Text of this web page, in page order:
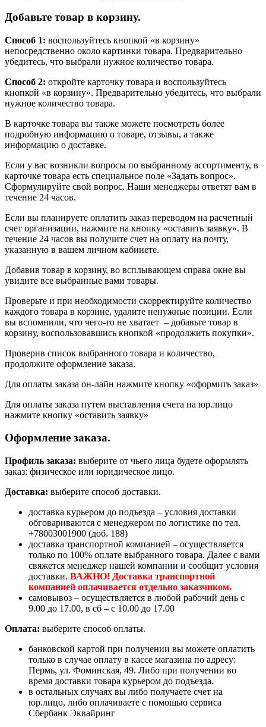
Добавьте товар в корзину.
Способ 1: воспользуйтесь кнопкой «в корзину»
непосредственно около картинки товара. Предварительно
убедитесь, что выбрали нужное количество товара.
Способ 2: откройте карточку товара и воспользуйтесь
кнопкой «в корзину». Предварительно убедитесь, что выбрали
нужное количество товара.
В карточке товара вы также можете посмотреть более
подробную информацию о товаре, отзывы, а также
информацию о доставке.
Если у вас возникли вопросы по выбранному ассортименту, в
карточке товара есть специальное поле «Задать вопрос».
Сформулируйте свой вопрос. Наши менеджеры ответят вам в
течение 24 часов.
Если вы планируете оплатить заказ переводом на расчетный
счет организации, нажмите на кнопку «оставить заявку». В
течение 24 часов вы получите счет на оплату на почту,
указанную в вашем личном кабинете.
Добавив товар в корзину, во всплывающем справа окне вы
увидите все выбранные вами товары.
Проверьте и при необходимости скорректируйте количество
каждого товара в корзине, удалите ненужные позиции. Если
вы вспомнили, что чего-то не хватает – добавьте товар в
корзину, воспользовавшись кнопкой «продолжить покупки».
Проверив список выбранного товара и количество,
продолжите оформление заказа.
Для оплаты заказа он-лайн нажмите кнопку «оформить заказ»
Для оплаты заказа путем выставления счета на юр.лицо
нажмите кнопку «оставить заявку»
Оформление заказа.
Профиль заказа: выберите от чьего лица будете оформлять
заказ: физическое или юридическое лицо.
Доставка: выберите способ доставки.
доставка курьером до подъезда – условия доставки
обговариваются с менеджером по логистике по тел.
+78003001900 (доб. 188)
доставка транспортной компанией – осуществляется
только по 100% оплате выбранного товара. Далее с вами
свяжется менеджер нашей компании и сообщит условия
доставки. ВАЖНО! Доставка транспортной
компанией оплачивается отдельно заказчиком.
самовывоз – осуществляется в любой рабочий день с
9.00 до 17.00, в сб – с 10.00 до 17.00
Оплата: выберите способ оплаты.
банковской картой при получении вы можете оплатить
только в случае оплату в кассе магазина по адресу:
Пермь, ул. Фоминская, 49. Либо при получении во
время доставки товара курьером до подъезда.
в остальных случаях вы либо получаете счет на
юр.лицо, либо оплачиваете с помощью сервиса
Сбербанк Эквайринг